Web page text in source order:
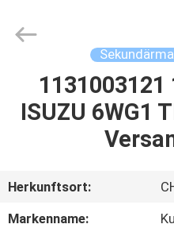
HAUS
PRODUKTE
ÜBER
UNS
1131003121
ISUZU 6WG1
Herkunftsort:
Markenname: